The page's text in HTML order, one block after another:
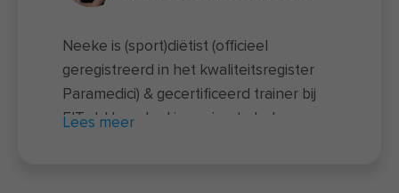
Neeke is (sport)diëtist (officieel
geregistreerd in het kwaliteitsregister
Paramedici) & gecertificeerd trainer bij
FIT.nl. Haar doel is om jou te helpen zo
Lees meer